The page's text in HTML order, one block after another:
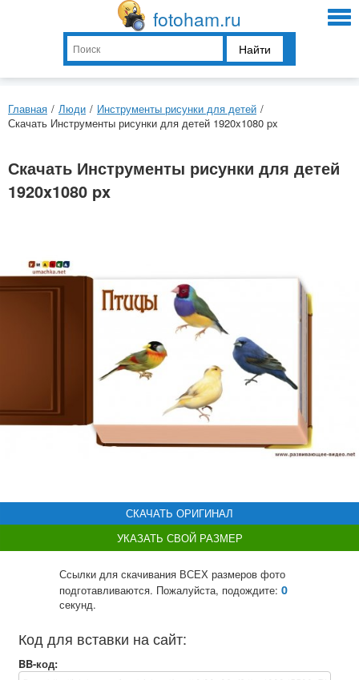
fotoham.ru
Найти
Главная / Люди / Инструменты рисунки для детей /
Скачать Инструменты рисунки для детей 1920x1080 px
Скачать Инструменты рисунки для детей
1920x1080 px
СКАЧАТЬ ОРИГИНАЛ
УКАЗАТЬ СВОЙ РАЗМЕР
Ссылки для скачивания ВСЕХ размеров фото
подготавливаются. Пожалуйста, подождите: 0
секунд.
Код для вставки на сайт:
BB-код: